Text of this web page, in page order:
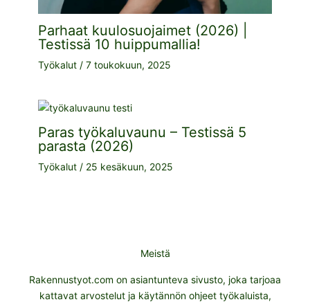
Parhaat kuulosuojaimet (2026) |
Testissä 10 huippumallia!
Työkalut / 7 toukokuun, 2025
Paras työkaluvaunu – Testissä 5
parasta (2026)
Työkalut / 25 kesäkuun, 2025
Meistä
Rakennustyot.com on asiantunteva sivusto, joka tarjoaa
kattavat arvostelut ja käytännön ohjeet työkaluista,